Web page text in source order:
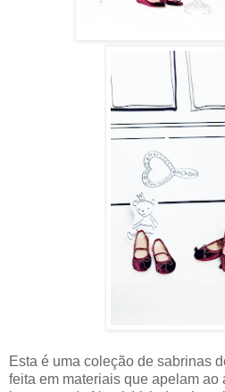
Esta é uma coleção de sabrinas
feita em materiais que apelam ao